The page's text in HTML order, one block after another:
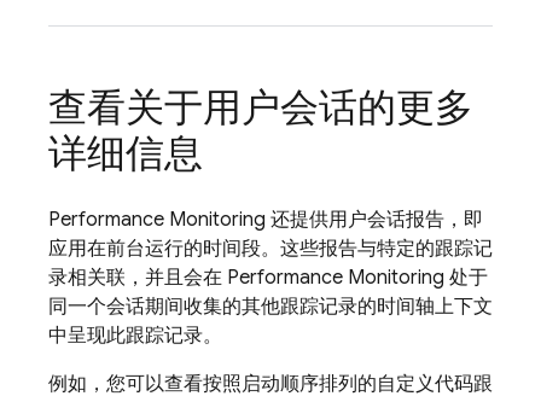
查看关于用户会话的更多
详细信息
Performance Monitoring 还提供用户会话报告，即
应用在前台运行的时间段。这些报告与特定的跟踪记
录相关联，并且会在 Performance Monitoring 处于
同一个会话期间收集的其他跟踪记录的时间轴上下文
中呈现此跟踪记录。
例如，您可以查看按照启动顺序排列的自定义代码跟